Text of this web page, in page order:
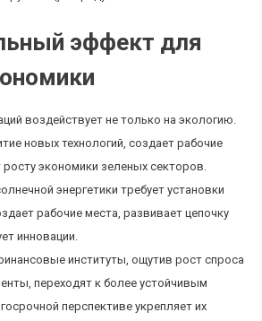
эффект для
воздействует не только на экологию.
новых технологий, создает рабочие
росту экономики зеленых секторов.
энергетики требует установки
рабочие места, развивает цепочку
инновации.
институты, ощутив рост спроса
переходят к более устойчивым
перспективе укрепляет их